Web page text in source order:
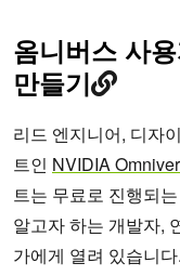
옴니버스 사
만들기
리드 엔지니어, 디자
트인 NVIDIA
트는 무료로 진행되
알고자 하는 개발자,
가에게 열려 있습니다.